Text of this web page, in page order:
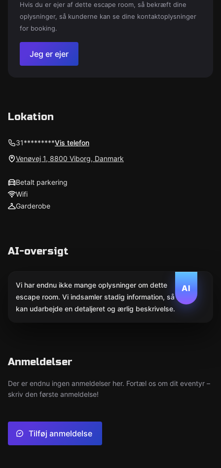
Hvis du er ejer af dette escape room, så bekræft dine
oplysninger, så kunderne kan se dine kontaktoplysninger
for booking.
Jeg er ejer
Lokation
31*********Vis telefon
Venøvej 1, 8800 Viborg, Danmark
Betalt parkering
Wifi
Garderobe
AI-oversigt
AI
Vi har endnu ikke mange oplysninger om dette
escape room. Vi indsamler stadig information, så AI
kan udarbejde en detaljeret og ærlig beskrivelse.
Anmeldelser
Der er endnu ingen anmeldelser her. Fortæl os om dit eventyr –
skriv den første anmeldelse!
Tilføj anmeldelse